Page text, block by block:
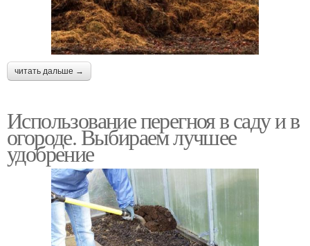
читать дальше →
Использование перегноя в саду и в
огороде. Выбираем лучшее
удобрение